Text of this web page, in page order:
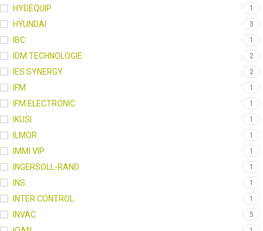
HYDEQUIP 1
HYUNDAI 3
IBC 1
IDM TECHNOLOGIE 2
IES SYNERGY 2
IFM 1
IFM ELECTRONIC 1
IKUSI 1
ILMOR 1
IMMI VIP 1
INGERSOLL-RAND 1
INS 1
INTER CONTROL 1
INVAC 5